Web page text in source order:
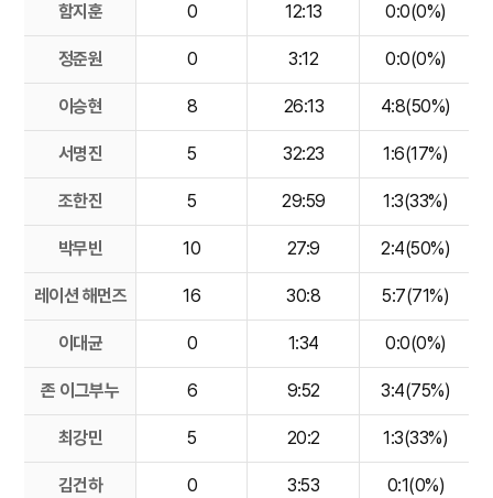
함지훈
0 12:13 0:0(0%)
정준원 0 3:12 0:0(0%)
이승현 8 26:13 4:8(50%)
서명진 5 32:23 1:6(17%)
조한진 5 29:59 1:3(33%)
박무빈 10 27:9 2:4(50%)
레이션 해먼즈 16 30:8 5:7(71%)
이대균 0 1:34 0:0(0%)
존 이그부누 6 9:52 3:4(75%)
최강민 5 20:2 1:3(33%)
김건하 0 3:53 0:1(0%)